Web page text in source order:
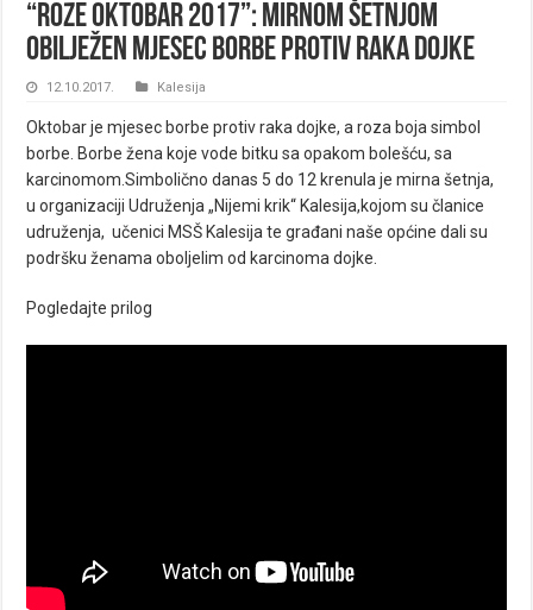
“Roze oktobar 2017”: Mirnom šetnjom
obilježen mjesec borbe protiv raka dojke
12.10.2017. Kalesija
Oktobar je mjesec borbe protiv raka dojke, a roza boja simbol
borbe. Borbe žena koje vode bitku sa opakom bolešću, sa
karcinomom.Simbolično danas 5 do 12 krenula je mirna šetnja,
u organizaciji Udruženja „Nijemi krik“ Kalesija,kojom su članice
udruženja, učenici MSŠ Kalesija te građani naše općine dali su
podršku ženama oboljelim od karcinoma dojke.
Pogledajte prilog